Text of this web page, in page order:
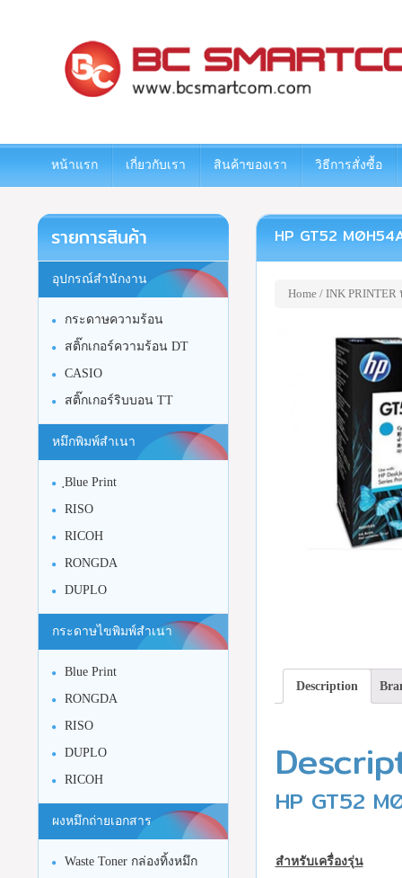
หน้าแรก เกี่ยวกับเรา สินค้าของเรา วิธีการสั่งซื้อ
HP GT52
Home/ INK
Description
HP GT52
สำหรับเครื่องรุ่น
รายการสินค้า
อุปกรณ์สำนักงาน
กระดาษความร้อน
สติ๊กเกอร์ความร้อน DT
CASIO
สติ๊กเกอร์ริบบอน TT
หมึกพิมพ์สำเนา
ฺBlue Print
RISO
RICOH
RONGDA
DUPLO
กระดาษไขพิมพ์สำเนา
Blue Print
RONGDA
RISO
DUPLO
RICOH
ผงหมึกถ่ายเอกสาร
Waste Toner กล่องทิ้งหมึก